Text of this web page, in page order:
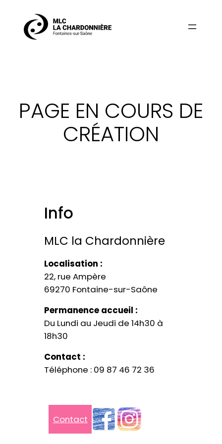
contenu
PAGE EN COURS DE
CRÉATION
Info
MLC la Chardonnière​
Localisation :
22, rue Ampère
69270 Fontaine-sur-Saône
Permanence accueil :
Du Lundi au Jeudi de 14h30 à
18h30
Contact :
Téléphone : 09 87 46 72 36
Contact